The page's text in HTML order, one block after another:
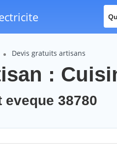
Devis gratuits artisans
:
eveque 38780